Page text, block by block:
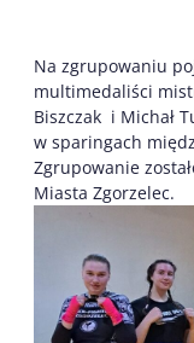
Na zgrupowaniu
multimedaliści
Biszczak i Michał
w sparingach
Zgrupowanie
Miasta Zgorzelec.